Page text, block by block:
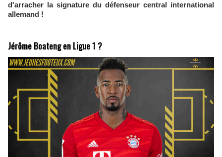
d'arracher la signature du défenseur central international
allemand !
Jérôme Boateng en Ligue 1 ?